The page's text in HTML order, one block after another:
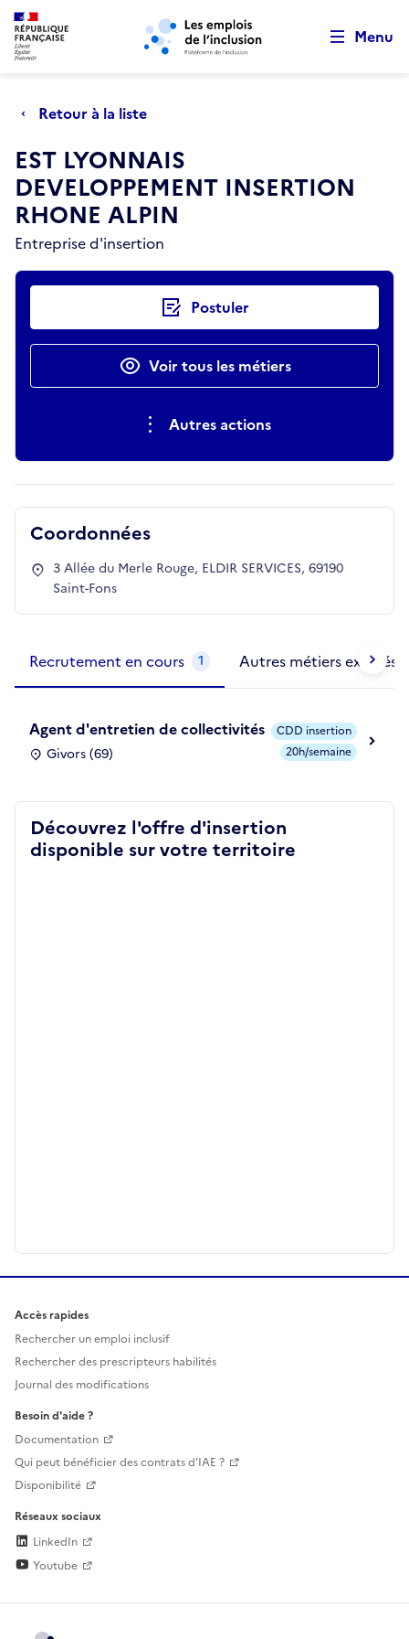
Aller au menu principal Aller au contenu principal
Menu
Retour à la liste
EST LYONNAIS
DEVELOPPEMENT INSERTION
RHONE ALPIN
Entreprise d'insertion
Actions rapides Postuler
Voir tous les métiers
Autres actions
Coordonnées
3 Allée du Merle Rouge, ELDIR SERVICES, 69190
Saint-Fons
Recrutement en cours 1 Autres métiers exercés
Agent d'entretien de collectivités
Givors (69)
CDD insertion
20h/semaine
Découvrez l'offre d'insertion
disponible sur votre territoire
Accès rapides
Rechercher un emploi inclusif
Rechercher des prescripteurs habilités
Journal des modifications
Besoin d'aide ?
Documentation
Qui peut bénéficier des contrats d'IAE ?
Disponibilité
Réseaux sociaux
LinkedIn
Youtube
Retour au début de la page
Panneau de gestion des cookies